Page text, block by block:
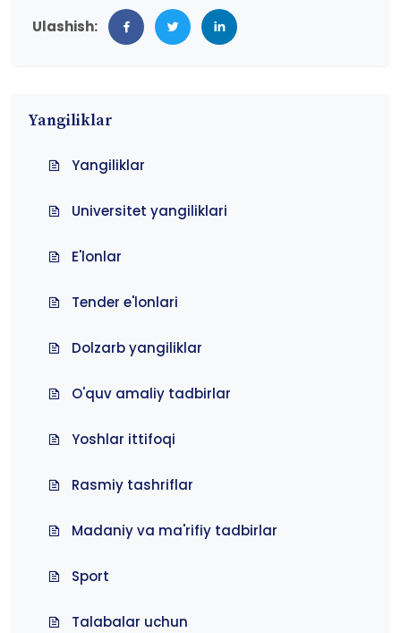
Ulashish:
Yangiliklar
Yangiliklar
Universitet yangiliklari
E'lonlar
Tender e'lonlari
Dolzarb yangiliklar
O'quv amaliy tadbirlar
Yoshlar ittifoqi
Rasmiy tashriflar
Madaniy va ma'rifiy tadbirlar
Sport
Talabalar uchun